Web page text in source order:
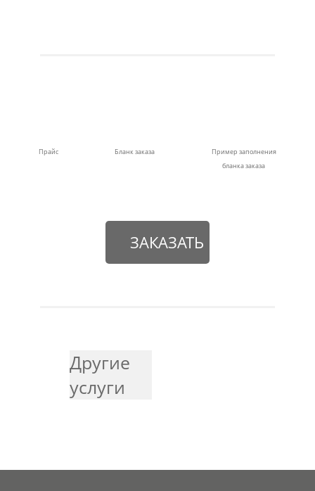
Прайс Бланк заказа
Пример заполнения
бланка заказа
ЗАКАЗАТЬ
Другие
услуги